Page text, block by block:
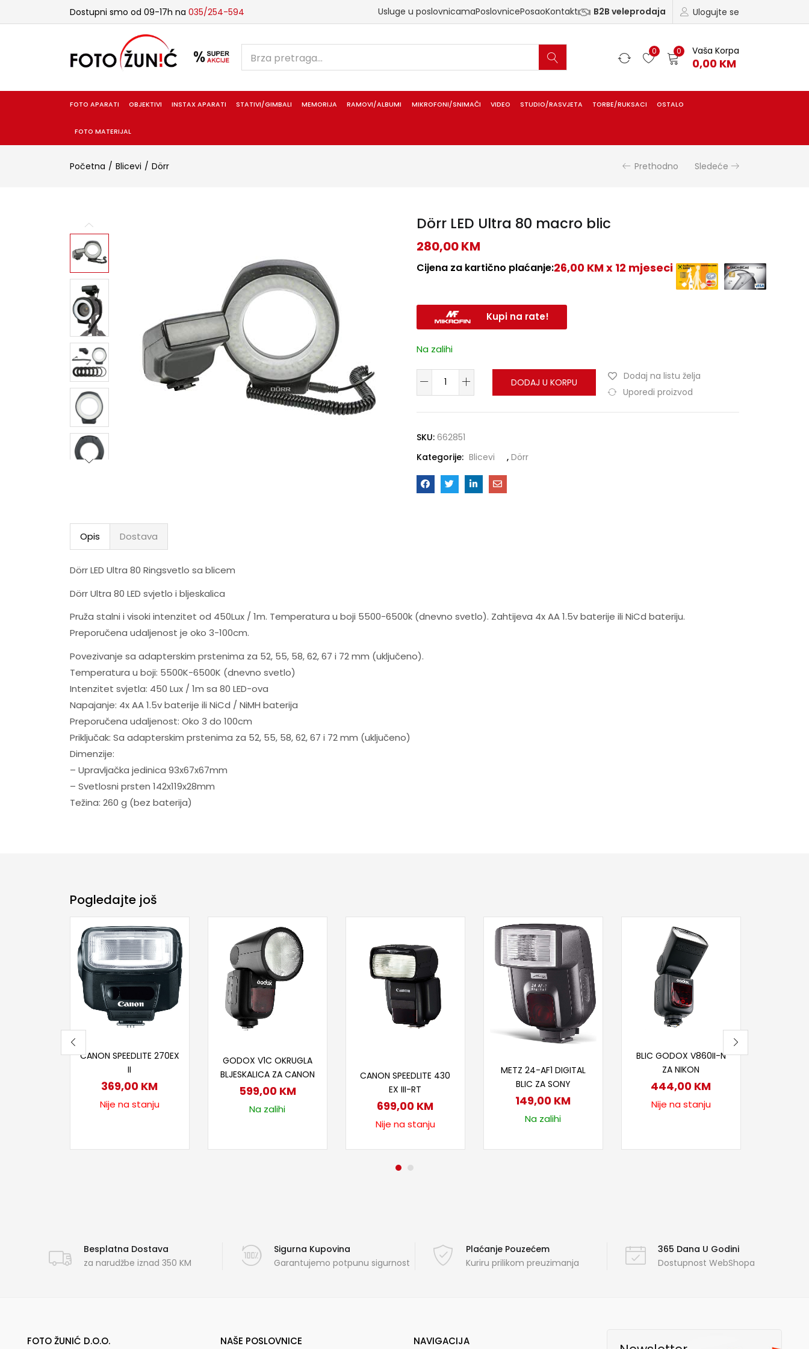
Dostupni smo od 09-17h na 035/254-594 Ulogujte se
Usluge u poslovnicamaPoslovnicePosaoKontakt B2B veleprodaja
0 0 Vaša Korpa
0,00 KM
FOTO APARATI OBJEKTIVI INSTAX APARATI STATIVI/GIMBALI MEMORIJA RAMOVI/ALBUMI MIKROFONI/SNIMAČI VIDEO STUDIO/RASVJETA TORBE/RUKSACI OSTALO
FOTO MATERIJAL
Početna Blicevi Dörr Prethodno Sledeće
Dörr LED Ultra 80 macro blic
280,00KM
Cijena za kartično plaćanje:26,00 KM x 12 mjeseci
Kupi na rate!
Na zalihi
DODAJ U KORPU
Dodaj na listu želja
Uporedi proizvod
SKU: 662851
Kategorije: Blicevi , Dörr
Opis Dostava
Dörr LED Ultra 80 Ringsvetlo sa blicem
Dörr Ultra 80 LED svjetlo i bljeskalica
Pruža stalni i visoki intenzitet od 450Lux / 1m. Temperatura u boji 5500-6500k (dnevno svetlo). Zahtijeva 4x AA 1.5v baterije ili NiCd bateriju.
Preporučena udaljenost je oko 3-100cm.
Povezivanje sa adapterskim prstenima za 52, 55, 58, 62, 67 i 72 mm (uključeno).
Temperatura u boji: 5500K-6500K (dnevno svetlo)
Intenzitet svjetla: 450 Lux / 1m sa 80 LED-ova
Napajanje: 4x AA 1.5v baterije ili NiCd / NiMH baterija
Preporučena udaljenost: Oko 3 do 100cm
Priključak: Sa adapterskim prstenima za 52, 55, 58, 62, 67 i 72 mm (uključeno)
Dimenzije:
– Upravljačka jedinica 93x67x67mm
– Svetlosni prsten 142x119x28mm
Težina: 260 g (bez baterija)
Pogledajte još
CANON SPEEDLITE 270EX
II
369,00 KM
Nije na stanju
GODOX V1C OKRUGLA
BLJESKALICA ZA CANON
599,00 KM
Na zalihi
CANON SPEEDLITE 430
EX III-RT
699,00 KM
Nije na stanju
METZ 24-AF1 DIGITAL
BLIC ZA SONY
149,00 KM
Na zalihi
BLIC GODOX V860II-N
ZA NIKON
444,00 KM
Nije na stanju
Besplatna Dostava
za narudžbe iznad 350 KM
Sigurna Kupovina
Garantujemo potpunu sigurnost
Plaćanje Pouzećem
Kuriru prilikom preuzimanja
365 Dana U Godini
Dostupnost WebShopa
FOTO ŽUNIĆ D.O.O. NAŠE POSLOVNICE NAVIGACIJA